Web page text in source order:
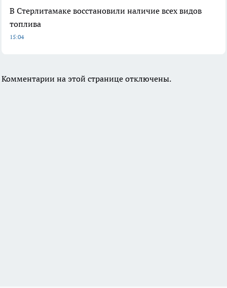
В Стерлитамаке восстановили наличие всех видов
топлива
15:04
Комментарии на этой странице отключены.